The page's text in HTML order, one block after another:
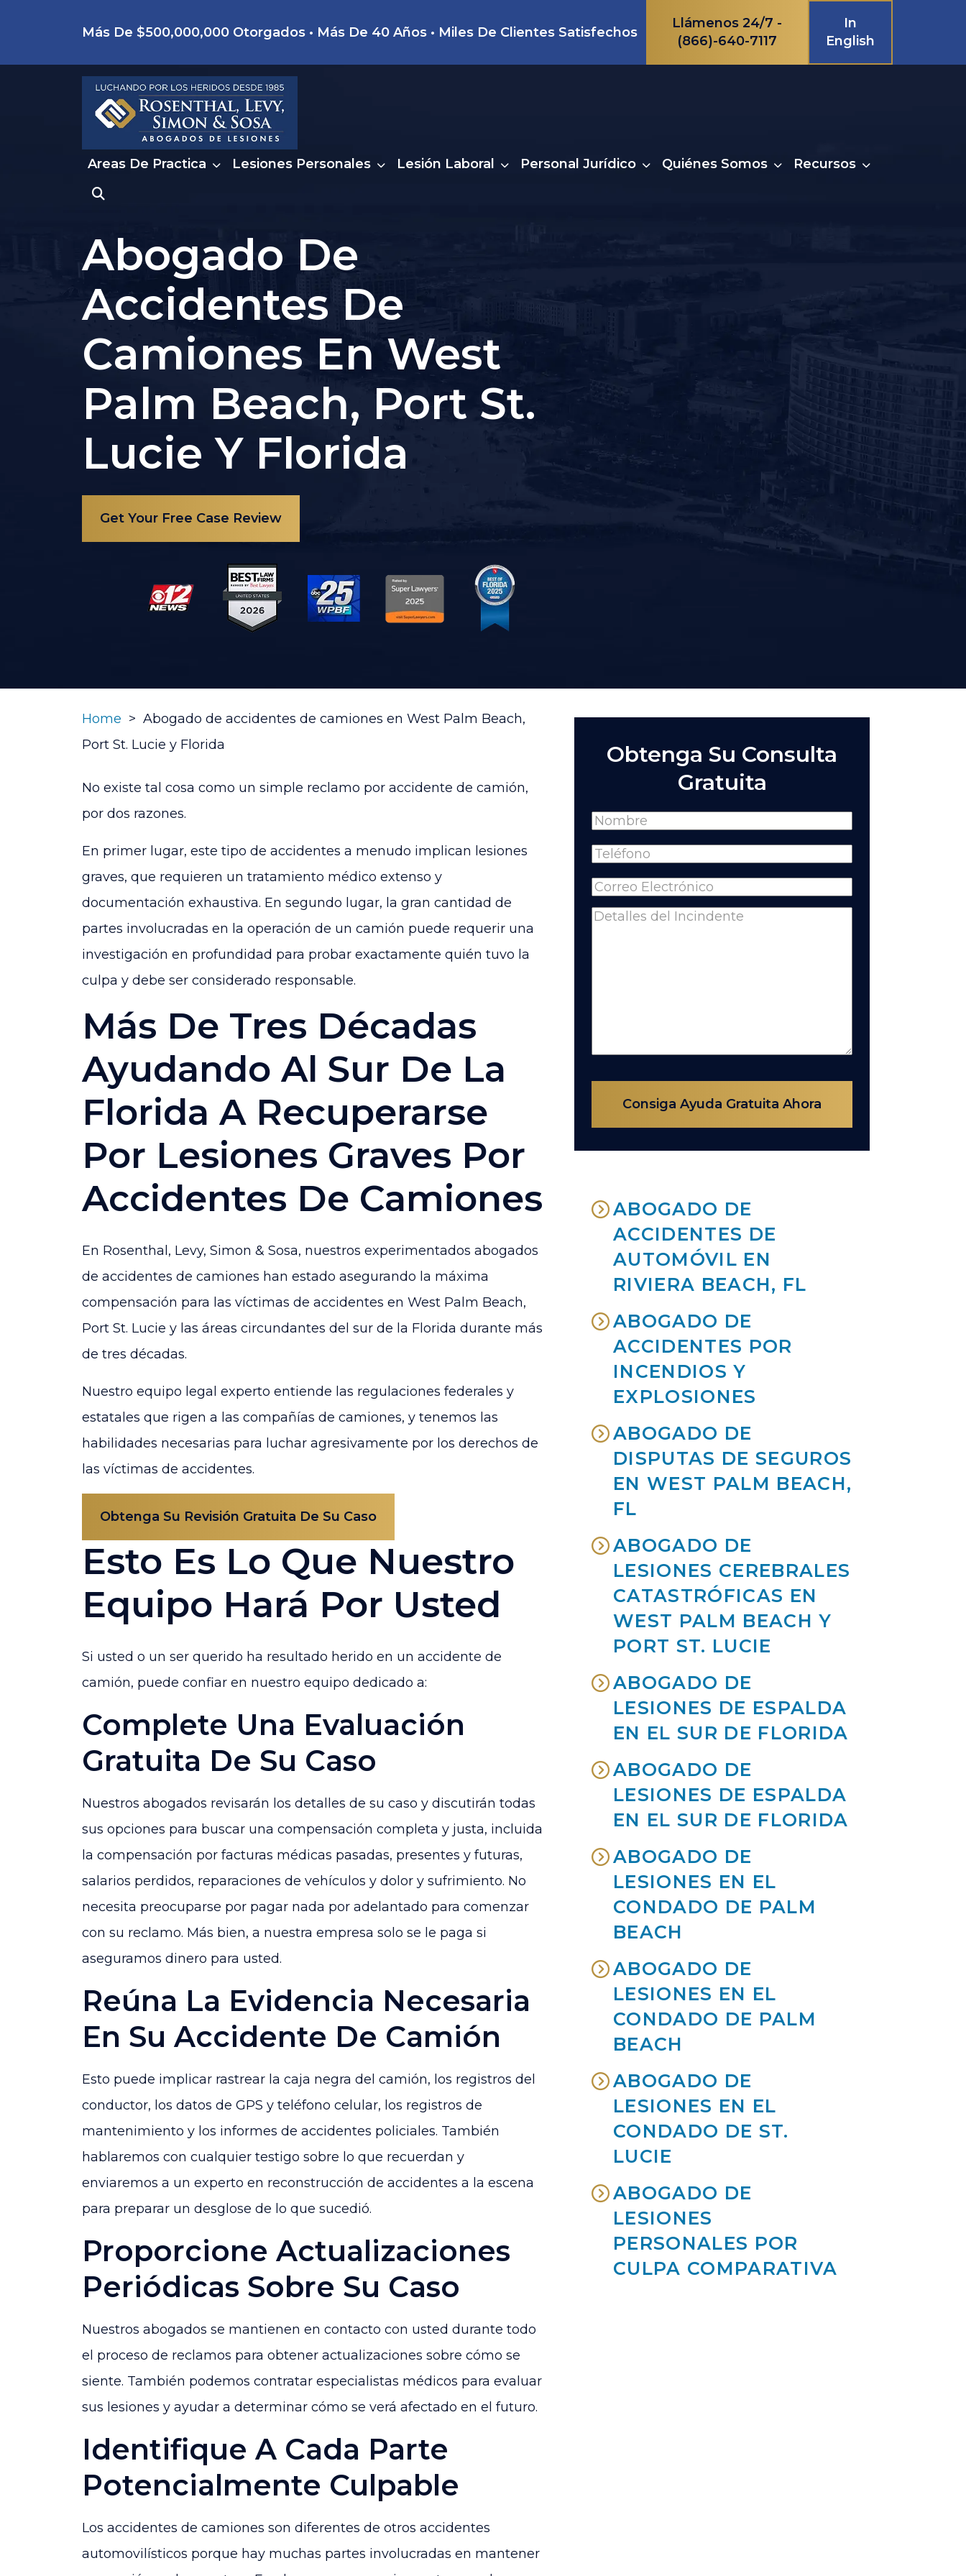
content
Más De $500,000,000 Otorgados • Más De 40 Años • Miles De Clientes Satisfechos
Llámenos 24/7 -
(866)-640-7117
In
English
Areas De Practica Lesiones Personales Lesión Laboral Personal Jurídico Quiénes Somos Recursos
Abogado De
Accidentes De
Camiones En West
Palm Beach, Port St.
Lucie Y Florida
Get Your Free Case Review
Home > Abogado de accidentes de camiones en West Palm Beach,
Port St. Lucie y Florida
No existe tal cosa como un simple reclamo por accidente de camión,
por dos razones.
En primer lugar, este tipo de accidentes a menudo implican lesiones
graves, que requieren un tratamiento médico extenso y
documentación exhaustiva. En segundo lugar, la gran cantidad de
partes involucradas en la operación de un camión puede requerir una
investigación en profundidad para probar exactamente quién tuvo la
culpa y debe ser considerado responsable.
Más De Tres Décadas
Ayudando Al Sur De La
Florida A Recuperarse
Por Lesiones Graves Por
Accidentes De Camiones
En Rosenthal, Levy, Simon & Sosa, nuestros experimentados abogados
de accidentes de camiones han estado asegurando la máxima
compensación para las víctimas de accidentes en West Palm Beach,
Port St. Lucie y las áreas circundantes del sur de la Florida durante más
de tres décadas.
Nuestro equipo legal experto entiende las regulaciones federales y
estatales que rigen a las compañías de camiones, y tenemos las
habilidades necesarias para luchar agresivamente por los derechos de
las víctimas de accidentes.
Obtenga Su Revisión Gratuita De Su Caso
Esto Es Lo Que Nuestro
Equipo Hará Por Usted
Si usted o un ser querido ha resultado herido en un accidente de
camión, puede confiar en nuestro equipo dedicado a:
Complete Una Evaluación
Gratuita De Su Caso
Nuestros abogados revisarán los detalles de su caso y discutirán todas
sus opciones para buscar una compensación completa y justa, incluida
la compensación por facturas médicas pasadas, presentes y futuras,
salarios perdidos, reparaciones de vehículos y dolor y sufrimiento. No
necesita preocuparse por pagar nada por adelantado para comenzar
con su reclamo. Más bien, a nuestra empresa solo se le paga si
aseguramos dinero para usted.
Reúna La Evidencia Necesaria
En Su Accidente De Camión
Esto puede implicar rastrear la caja negra del camión, los registros del
conductor, los datos de GPS y teléfono celular, los registros de
mantenimiento y los informes de accidentes policiales. También
hablaremos con cualquier testigo sobre lo que recuerdan y
enviaremos a un experto en reconstrucción de accidentes a la escena
para preparar un desglose de lo que sucedió.
Proporcione Actualizaciones
Periódicas Sobre Su Caso
Nuestros abogados se mantienen en contacto con usted durante todo
el proceso de reclamos para obtener actualizaciones sobre cómo se
siente. También podemos contratar especialistas médicos para evaluar
sus lesiones y ayudar a determinar cómo se verá afectado en el futuro.
Identifique A Cada Parte
Potencialmente Culpable
Los accidentes de camiones son diferentes de otros accidentes
automovilísticos porque hay muchas partes involucradas en mantener
Obtenga Su Consulta
Gratuita
Name(Required)
Full
Phone(Required)
Email(Required)
Comments(Required)
Consiga Ayuda Gratuita Ahora
ABOGADO DE
ACCIDENTES DE
AUTOMÓVIL EN
RIVIERA BEACH, FL
ABOGADO DE
ACCIDENTES POR
INCENDIOS Y
EXPLOSIONES
ABOGADO DE
DISPUTAS DE SEGUROS
EN WEST PALM BEACH,
FL
ABOGADO DE
LESIONES CEREBRALES
CATASTRÓFICAS EN
WEST PALM BEACH Y
PORT ST. LUCIE
ABOGADO DE
LESIONES DE ESPALDA
EN EL SUR DE FLORIDA
ABOGADO DE
LESIONES DE ESPALDA
EN EL SUR DE FLORIDA
ABOGADO DE
LESIONES EN EL
CONDADO DE PALM
BEACH
ABOGADO DE
LESIONES EN EL
CONDADO DE PALM
BEACH
ABOGADO DE
LESIONES EN EL
CONDADO DE ST.
LUCIE
ABOGADO DE
LESIONES
PERSONALES POR
CULPA COMPARATIVA